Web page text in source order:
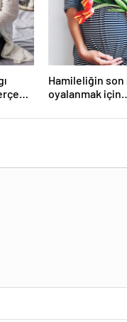
Hamileliğin son
oyalanmak için…